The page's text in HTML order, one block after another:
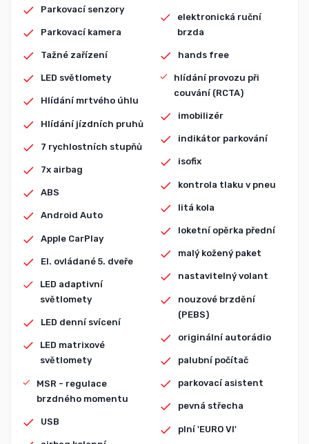
Parkovací senzory
Parkovací kamera
Tažné zařízení
LED světlomety
Hlídání mrtvého úhlu
Hlídání jízdních pruhů
7 rychlostních stupňů
7x airbag
ABS
Android Auto
Apple CarPlay
El. ovládané 5. dveře
LED adaptivní
světlomety
LED denní svícení
LED matrixové
světlomety
MSR - regulace
brzdného momentu
USB
elektronická ruční
brzda
hands free
hlídání provozu při
couvání (RCTA)
imobilizér
indikátor parkování
isofix
kontrola tlaku v pneu
litá kola
loketní opěrka přední
malý kožený paket
nastavitelný volant
nouzové brzdění
(PEBS)
originální autorádio
palubní počítač
parkovací asistent
pevná střecha
plní 'EURO VI'